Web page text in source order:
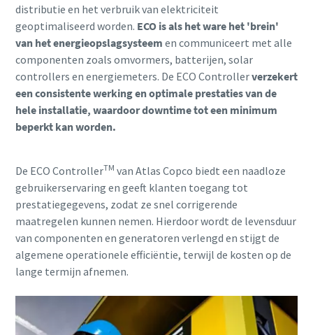
distributie en het verbruik van elektriciteit
geoptimaliseerd worden. ECO is als het ware het 'brein'
van het energieopslagsysteem en communiceert met alle
componenten zoals omvormers, batterijen, solar
controllers en energiemeters. De ECO Controllerverzekert
een consistente werking en optimale prestaties van de
hele installatie, waardoor downtime tot een minimum
beperkt kan worden.
De ECO ControllerTM van Atlas Copco biedt een naadloze
gebruikerservaring en geeft klanten toegang tot
prestatiegegevens, zodat ze snel corrigerende
maatregelen kunnen nemen. Hierdoor wordt de levensduur
van componenten en generatoren verlengd en stijgt de
algemene operationele efficiëntie, terwijl de kosten op de
lange termijn afnemen.